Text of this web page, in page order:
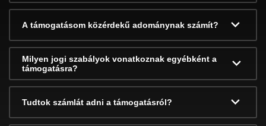
A támogatásom közérdekű adománynak számít?
Milyen jogi szabályok vonatkoznak egyébként a
támogatásra?
Tudtok számlát adni a támogatásról?